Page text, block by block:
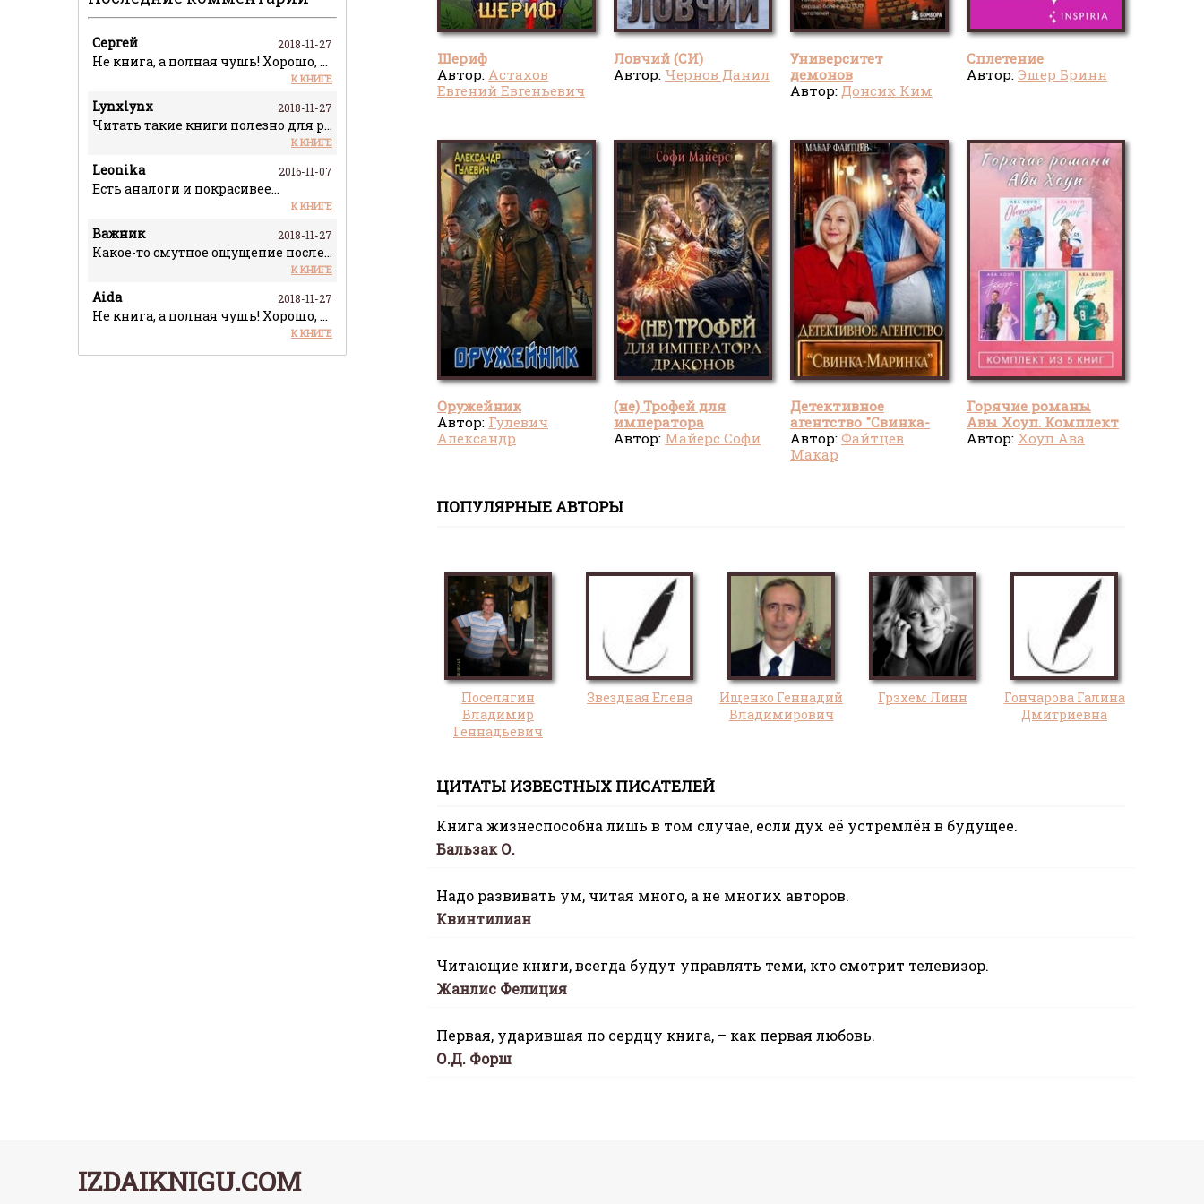
Сергей 2018-11-27
Не книга, а полная чушь! Хорошо, что чит
К КНИГЕ
Lynxlynx 2018-11-27
Читать такие книги полезно для расширени
К КНИГЕ
Leonika 2016-11-07
Есть аналоги и покрасивее...
К КНИГЕ
Важник 2018-11-27
Какое-то смутное ощущение после прочтени
К КНИГЕ
Aida 2018-11-27
Не книга, а полная чушь! Хорошо, что чит
К КНИГЕ
Шериф
Автор: Астахов
Евгений Евгеньевич
Ловчий (СИ)
Автор: Чернов Данил
Университет
демонов
Автор: Донсик Ким
Сплетение
Автор: Эшер Бринн
Оружейник
Автор: Гулевич
Александр
(не) Трофей для
императора
драконов
Автор: Майерс Софи
Детективное
агентство "Свинка-
Маринка"
Автор: Файтцев
Макар
Горячие романы
Авы Хоуп. Комплект
из 5 книг
Автор: Хоуп Ава
ПОПУЛЯРНЫЕ АВТОРЫ
Поселягин
Владимир
Геннадьевич
Звездная Елена
Ищенко Геннадий
Владимирович
Грэхем Линн
Гончарова Галина
Дмитриевна
ЦИТАТЫ ИЗВЕСТНЫХ ПИСАТЕЛЕЙ
Книга жизнеспособна лишь в том случае, если дух её устремлён в будущее.
Бальзак О.
Надо развивать ум, читая много, а не многих авторов.
Квинтилиан
Читающие книги, всегда будут управлять теми, кто смотрит телевизор.
Жанлис Фелиция
Первая, ударившая по сердцу книга, – как первая любовь.
О.Д. Форш
IZDAIKNIGU.COM